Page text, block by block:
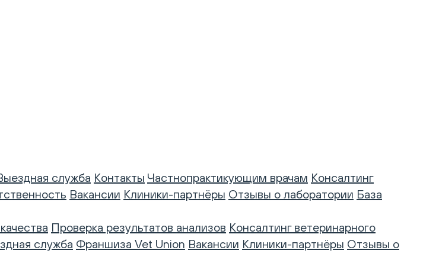
служба Контакты Частнопрактикующим врачам Консалтинг
Вакансии Клиники-партнёры Отзывы о лаборатории База
Проверка результатов анализов Консалтинг ветеринарного
служба Франшиза Vet Union Вакансии Клиники-партнёры Отзывы о